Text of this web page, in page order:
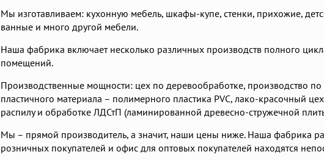
Мы изготавливаем: кухонную мебель, шкафы-купе, стенки, прихожие,
ванные и много другой мебели.
Наша фабрика включает несколько различных производств полного
помещений.
Производственные мощности: цех по деревообработке, производство по
пластичного материала – полимерного пластика PVC, лако-красочный
распилу и обработке ЛДСтП (ламинированной древесно-стружечной
Мы – прямой производитель, а значит, наши цены ниже. Наша фабрика
розничных покупателей и офис для оптовых покупателей находятся